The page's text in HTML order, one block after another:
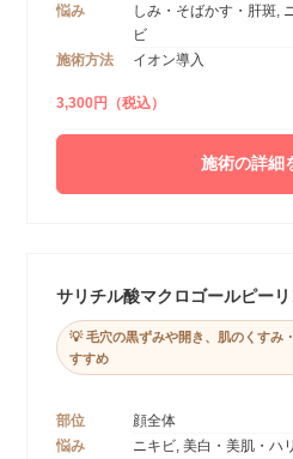
悩み
しみ・そばかす・肝斑,
ビ
施術方法
イオン導入
3,300円（税込）
施術の詳細
サリチル酸マクロゴールピーリ
💡 毛穴の黒ずみや開き、肌のくすみ
すすめ
部位
顔全体
悩み
ニキビ, 美白・美肌・ハ